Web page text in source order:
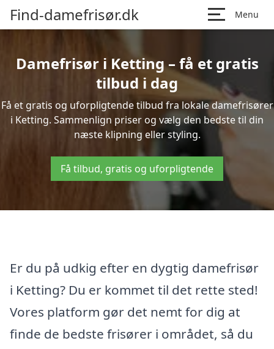
Find-damefrisør.dk Menu
Damefrisør i Ketting – få et gratis
tilbud i dag
Få et gratis og uforpligtende tilbud fra lokale damefrisører
i Ketting. Sammenlign priser og vælg den bedste til din
næste klipning eller styling.
Få tilbud, gratis og uforpligtende
Er du på udkig efter en dygtig damefrisør
i Ketting? Du er kommet til det rette sted!
Vores platform gør det nemt for dig at
finde de bedste frisører i området, så du